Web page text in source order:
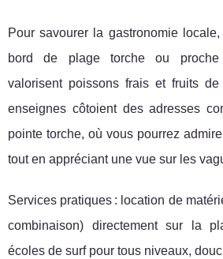
Pour savourer la gastronomie
bord de plage torche ou proche
valorisent poissons frais et fruits
enseignes côtoient des adresses
pointe torche, où vous pourrez
tout en appréciant une vue sur les
Services pratiques : location de
combinaison) directement sur la
écoles de surf pour tous niveaux,